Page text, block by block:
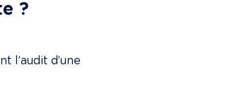
?
l’audit d’une